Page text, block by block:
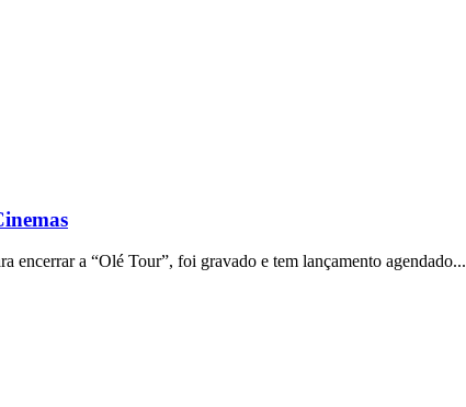
encerrar a “Olé Tour”, foi gravado e tem lançamento agendado...